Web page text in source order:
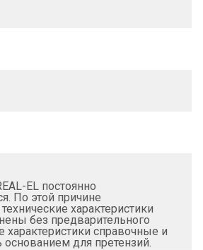
EL постоянно
По этой причине
характеристики
без предварительного
характеристики справочные и
основанием для претензий.